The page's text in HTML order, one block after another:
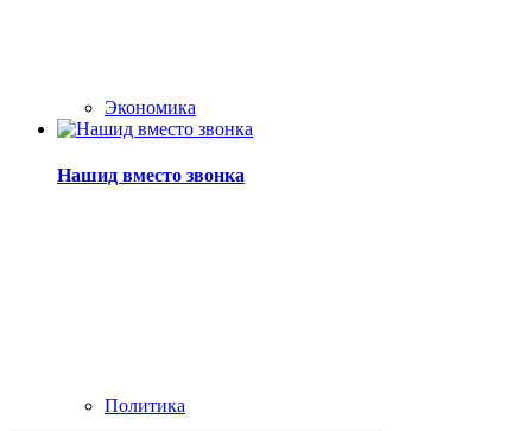
Экономика
Нашид вместо звонка
Политика